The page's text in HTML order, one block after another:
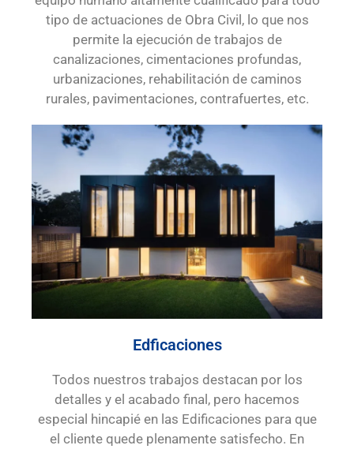
tipo de actuaciones de Obra Civil, lo que nos
permite la ejecución de trabajos de
canalizaciones, cimentaciones profundas,
urbanizaciones, rehabilitación de caminos
rurales, pavimentaciones, contrafuertes, etc.
Edficaciones
Todos nuestros trabajos destacan por los
detalles y el acabado final, pero hacemos
especial hincapié en las Edificaciones para que
el cliente quede plenamente satisfecho. En